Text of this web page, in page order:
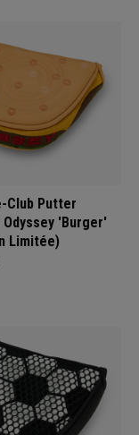
Club Putter
'Burger'
Limitée)